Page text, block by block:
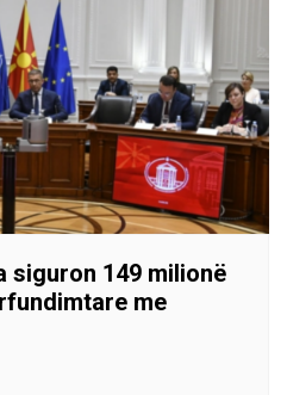
siguron 149 milionë
me